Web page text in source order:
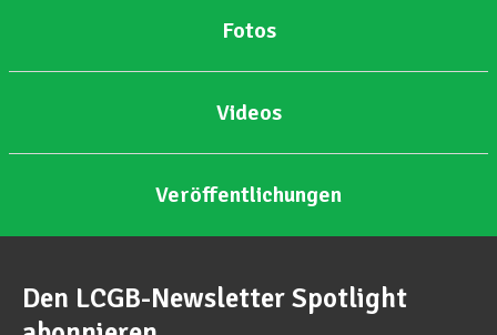
Fotos
Videos
Veröffentlichungen
Den LCGB-Newsletter Spotlight